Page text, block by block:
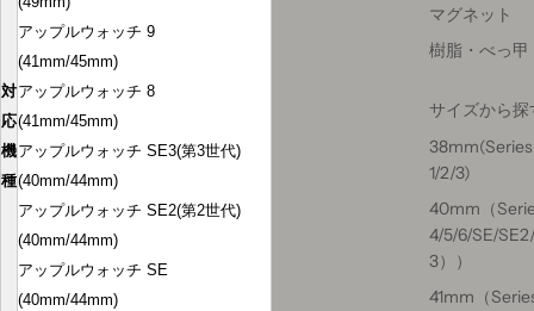
マグネット
樹脂・べっ甲
サイズから探
38mm(Series
1/2/3)
40mm（
4/5/6/SE/
3））
41mm（
対
応
機
種
アップルウォッチ 9
(41mm/45mm)
アップルウォッチ 8
(41mm/45mm)
アップルウォッチ SE3(第3世代)
(40mm/44mm)
アップルウォッチ SE2(第2世代)
(40mm/44mm)
アップルウォッチ SE
(40mm/44mm)